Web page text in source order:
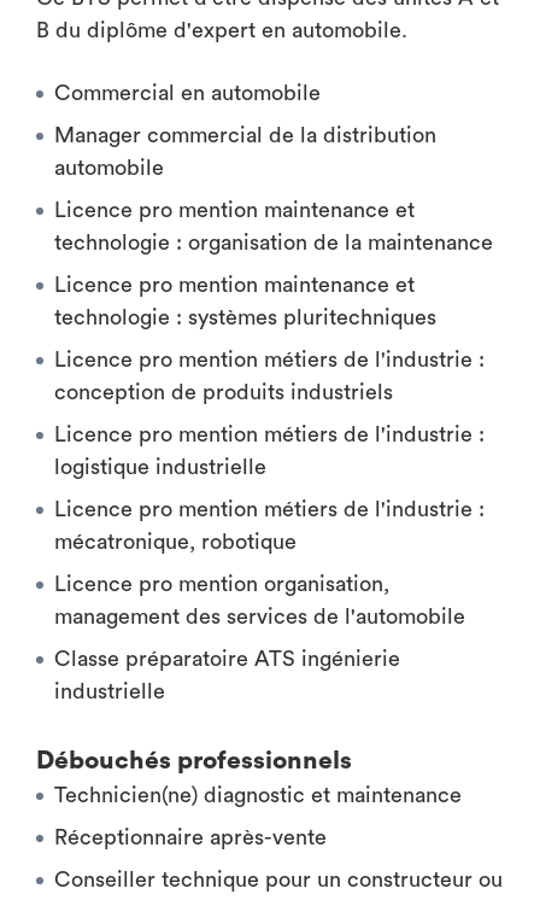
B du diplôme d'expert en automobile.
Commercial en automobile
Manager commercial de la distribution
automobile
Licence pro mention maintenance et
technologie : organisation de la maintenance
Licence pro mention maintenance et
technologie : systèmes pluritechniques
Licence pro mention métiers de l'industrie :
conception de produits industriels
Licence pro mention métiers de l'industrie :
logistique industrielle
Licence pro mention métiers de l'industrie :
mécatronique, robotique
Licence pro mention organisation,
management des services de l'automobile
Classe préparatoire ATS ingénierie
industrielle
Débouchés professionnels
Technicien(ne) diagnostic et maintenance
Réceptionnaire après-vente
Conseiller technique pour un constructeur ou